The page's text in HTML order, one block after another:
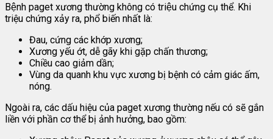
Bệnh paget xương thường không có triệu chứng cụ thể. Khi
triệu chứng xảy ra, phổ biến nhất là:
Đau, cứng các khớp xương;
Xương yếu ớt, dễ gãy khi gặp chấn thương;
Chiều cao giảm dần;
Vùng da quanh khu vực xương bị bệnh có cảm giác ấm,
nóng.
Ngoài ra, các dấu hiệu của paget xương thường nếu có sẽ gắn
liền với phần cơ thể bị ảnh hưởng, bao gồm: